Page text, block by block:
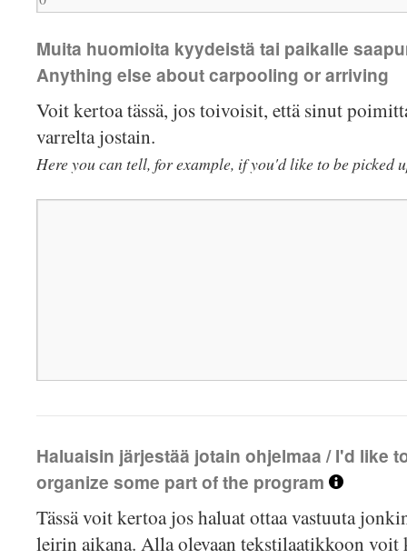
Muita huomioita kyydeistä tai paikalle
Anything else about carpooling or arriving
Voit kertoa tässä, jos toivoisit, että sinut
varrelta jostain.
Here you can tell, for example, if you'd like to be picked
Haluaisin järjestää jotain ohjelmaa / I'd like
organize some part of the program
Tässä voit kertoa jos haluat ottaa vastuuta
leirin aikana. Alla olevaan tekstilaatikkoon voit